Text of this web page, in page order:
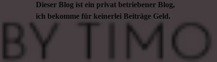
Dieser Blog ist ein privat betriebener Blog,
ich bekomme für keinerlei Beiträge Geld.